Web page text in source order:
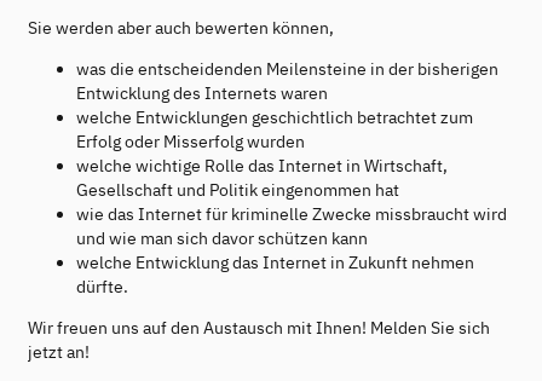
Sie werden aber auch bewerten können,
was die entscheidenden Meilensteine in der bisherigen
Entwicklung des Internets waren
welche Entwicklungen geschichtlich betrachtet zum
Erfolg oder Misserfolg wurden
welche wichtige Rolle das Internet in Wirtschaft,
Gesellschaft und Politik eingenommen hat
wie das Internet für kriminelle Zwecke missbraucht wird
und wie man sich davor schützen kann
welche Entwicklung das Internet in Zukunft nehmen
dürfte.
Wir freuen uns auf den Austausch mit Ihnen! Melden Sie sich
jetzt an!